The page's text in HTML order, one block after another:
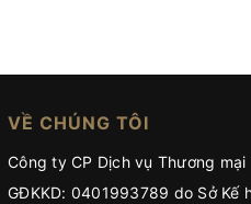
VỀ CHÚNG TÔI
Công ty CP Dịch vụ Thương
GĐKKD: 0401993789 do Sở Kế